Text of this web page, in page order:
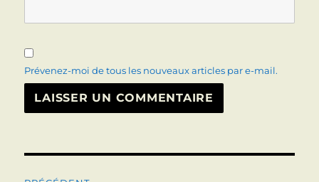
Prévenez-moi de tous les nouveaux articles par e-mail.